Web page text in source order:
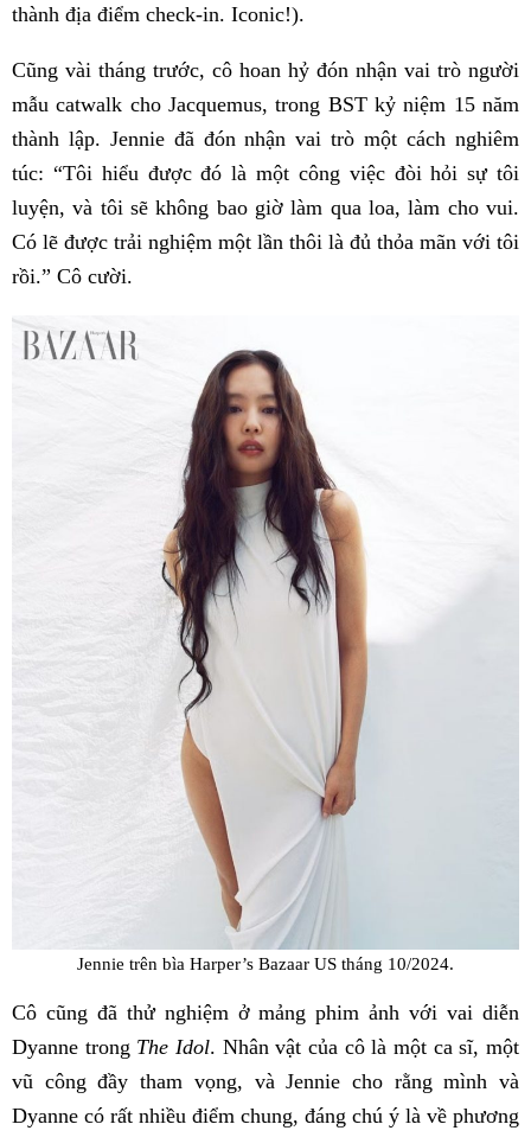
thành địa điểm check-in. Iconic!).
Cũng vài tháng trước, cô hoan hỷ đón nhận vai trò người
mẫu catwalk cho Jacquemus, trong BST kỷ niệm 15 năm
thành lập. Jennie đã đón nhận vai trò một cách nghiêm
túc: “Tôi hiểu được đó là một công việc đòi hỏi sự tôi
luyện, và tôi sẽ không bao giờ làm qua loa, làm cho vui.
Có lẽ được trải nghiệm một lần thôi là đủ thỏa mãn với tôi
rồi.” Cô cười.
Jennie trên bìa Harper’s Bazaar US tháng 10/2024.
Cô cũng đã thử nghiệm ở mảng phim ảnh với vai diễn
Dyanne trong The Idol. Nhân vật của cô là một ca sĩ, một
vũ công đầy tham vọng, và Jennie cho rằng mình và
Dyanne có rất nhiều điểm chung, đáng chú ý là về phương